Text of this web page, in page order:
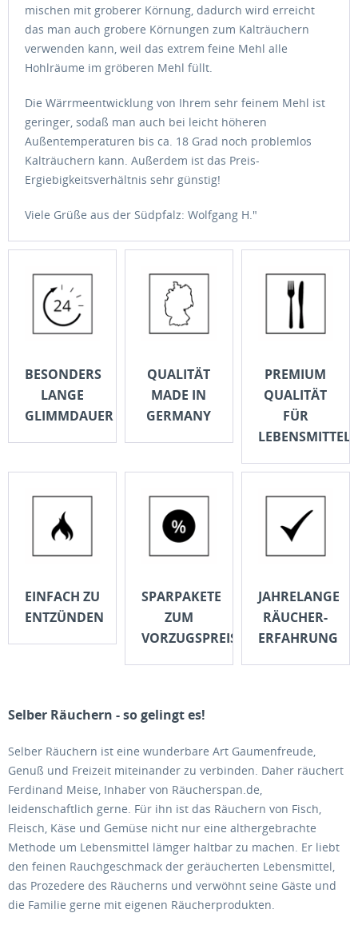
mischen mit groberer Körnung, dadurch wird erreicht
das man auch grobere Körnungen zum Kalträuchern
verwenden kann, weil das extrem feine Mehl alle
Hohlräume im gröberen Mehl füllt.
Die Wärrmeentwicklung von Ihrem sehr feinem Mehl ist
geringer, sodaß man auch bei leicht höheren
Außentemperaturen bis ca. 18 Grad noch problemlos
Kalträuchern kann. Außerdem ist das Preis-
Ergiebigkeitsverhältnis sehr günstig!
Viele Grüße aus der Südpfalz: Wolfgang H."
BESONDERS
LANGE
GLIMMDAUER
QUALITÄT
MADE IN
GERMANY
PREMIUM
QUALITÄT
FÜR
LEBENSMITTEL
EINFACH ZU
ENTZÜNDEN
SPARPAKETE
ZUM
VORZUGSPREIS
JAHRELANGE
RÄUCHER-
ERFAHRUNG
Selber Räuchern - so gelingt es!
Selber Räuchern ist eine wunderbare Art Gaumenfreude,
Genuß und Freizeit miteinander zu verbinden. Daher räuchert
Ferdinand Meise, Inhaber von Räucherspan.de,
leidenschaftlich gerne. Für ihn ist das Räuchern von Fisch,
Fleisch, Käse und Gemüse nicht nur eine althergebrachte
Methode um Lebensmittel lämger haltbar zu machen. Er liebt
den feinen Rauchgeschmack der geräucherten Lebensmittel,
das Prozedere des Räucherns und verwöhnt seine Gäste und
die Familie gerne mit eigenen Räucherprodukten.